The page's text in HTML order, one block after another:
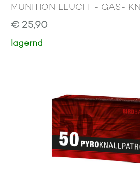
MUNITION LEUCHT- GAS-
€ 25,90
lagernd